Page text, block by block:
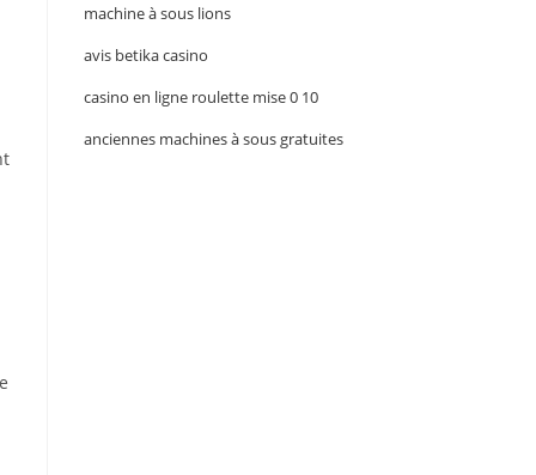
machine à sous lions
avis betika casino
casino en ligne roulette mise 0 10
anciennes machines à sous gratuites